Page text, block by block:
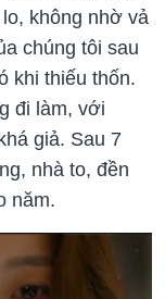
không nhờ vả
chúng tôi sau
khi thiếu thốn.
đi làm, với
giả. Sau 7
nhà to, đền
năm.